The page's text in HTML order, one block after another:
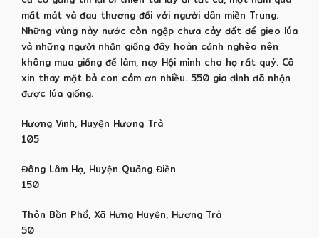
mất mát và đau thương đối với người dân miền Trung.
Những vùng này nước còn ngập chưa cày đất để gieo lúa
và những người nhận giống đây hoàn cảnh nghèo nên
không mua giống để làm, nay Hội mình cho họ rất quý. Cô
xin thay mặt bà con cám ơn nhiều. 550 gia đình đã nhận
được lúa giống.
Hương Vinh, Huyện Hương Trà
105
Đông Lâm Hạ, Huyện Quảng Điền
150
Thôn Bồn Phổ, Xã Hưng Huyện, Hương Trà
50